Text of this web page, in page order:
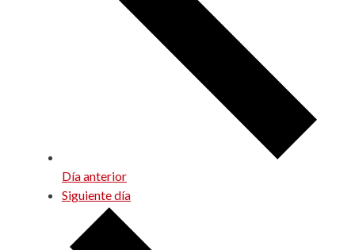
Día anterior
Siguiente día